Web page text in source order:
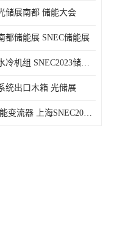
储展南都 储能大会
都储能展 SNEC储能展
储能水冷机组 SNEC2023储能展
统出口木箱 光储展
pcs储能变流器 上海SNEC2023光伏展